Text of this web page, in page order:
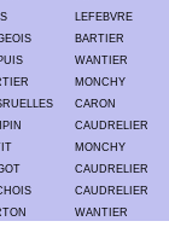
LEFEBVRE
BARTIER
WANTIER
MONCHY
CARON
CAUDRELIER
MONCHY
CAUDRELIER
CAUDRELIER
WANTIER